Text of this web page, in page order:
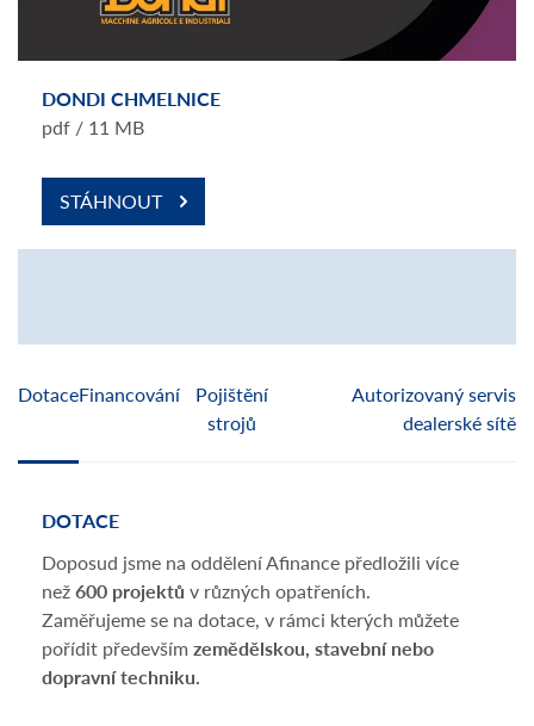
DONDI CHMELNICE
pdf / 11 MB
STÁHNOUT
DotaceFinancování
Pojištění
strojů
Autorizovaný servis
dealerské sítě
DOTACE
Doposud jsme na oddělení Afinance předložili více
než600 projektů v různých opatřeních.
Zaměřujeme se na dotace, v rámci kterých můžete
pořídit především zemědělskou, stavební nebo
dopravní techniku.